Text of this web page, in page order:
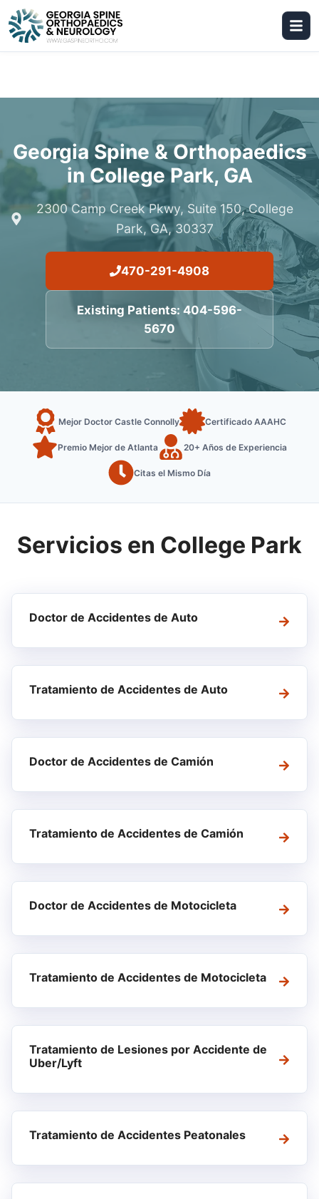
Georgia Spine & Orthopaedics
in College Park, GA
2300 Camp Creek Pkwy, Suite 150, College
Park, GA, 30337
470-291-4908
Existing Patients: 404-596-
5670
Mejor Doctor Castle Connolly Certificado AAAHC
Premio Mejor de Atlanta 20+ Años de Experiencia
Citas el Mismo Día
Servicios en College Park
Doctor de Accidentes de Auto
Tratamiento de Accidentes de Auto
Doctor de Accidentes de Camión
Tratamiento de Accidentes de Camión
Doctor de Accidentes de Motocicleta
Tratamiento de Accidentes de Motocicleta
Tratamiento de Lesiones por Accidente de
Uber/Lyft
Tratamiento de Accidentes Peatonales